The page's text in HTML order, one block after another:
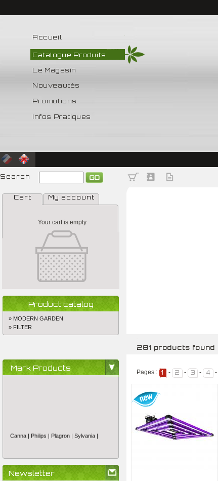
Accueil
Catalogue Produits
Le Magasin
Nouveautés
Promotions
Infos Pratiques
Search
Cart My account
Your cart is empty
Product catalog
» MODERN GARDEN
» FILTER
Mark Products
Newsletter
:
281 products found
Pages : 1 - 2 - 3 - 4 -